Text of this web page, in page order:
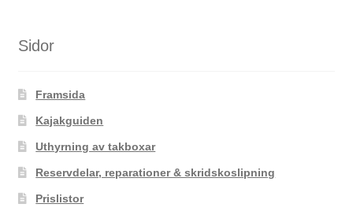
Sidor
Framsida
Kajakguiden
Uthyrning av takboxar
Reservdelar, reparationer & skridskoslipning
Prislistor